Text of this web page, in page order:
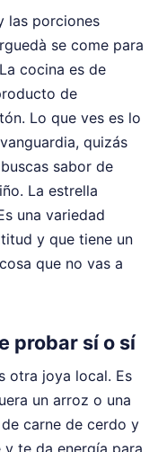
las porciones
se come para
cocina es de
de
Lo que ves es lo
quizás
sabor de
La estrella
una variedad
y que tiene un
que no vas a
probar sí o sí
otra joya local. Es
un arroz o una
carne de cerdo y